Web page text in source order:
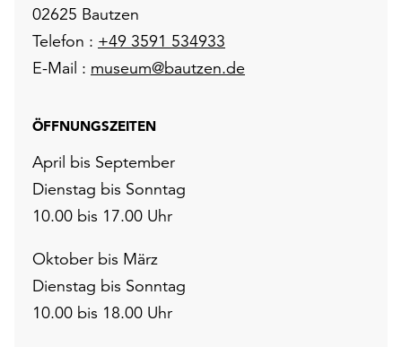
02625 Bautzen
Telefon : +49 3591 534933
E-Mail : museum@bautzen.de
ÖFFNUNGSZEITEN
April bis September
Dienstag bis Sonntag
10.00 bis 17.00 Uhr
Oktober bis März
Dienstag bis Sonntag
10.00 bis 18.00 Uhr